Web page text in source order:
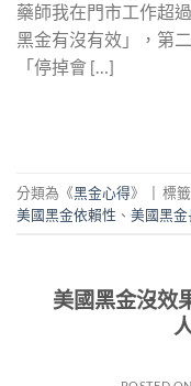
藥師我在門市工作超
黑金有沒有效」，第
「停掉會 […]
分類為《黑金心得》 標
美國黑金依賴性 、 美國黑金
美國黑金沒效